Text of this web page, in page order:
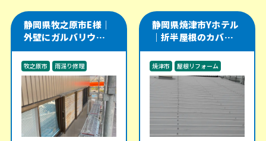
静岡県牧之原市E様｜
外壁にガルバリウム角
波を施工し、軒天・雨
樋・雨戸戸袋も改修
牧之原市
雨漏り修理
外装工事
静岡県焼津市Yホテル
｜折半屋根のカバー工
法をやり直し、雨漏り
リスクを改善した施工
事例
焼津市
屋根リフォーム
雨漏り修理